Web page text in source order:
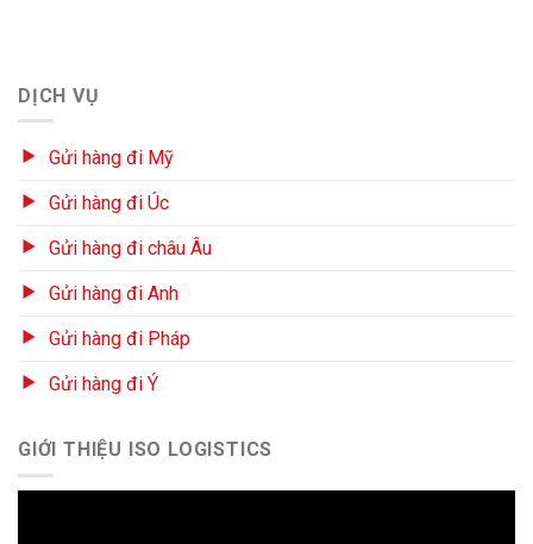
DỊCH VỤ
Gửi hàng đi Mỹ
Gửi hàng đi Úc
Gửi hàng đi châu Âu
Gửi hàng đi Anh
Gửi hàng đi Pháp
Gửi hàng đi Ý
GIỚI THIỆU ISO LOGISTICS